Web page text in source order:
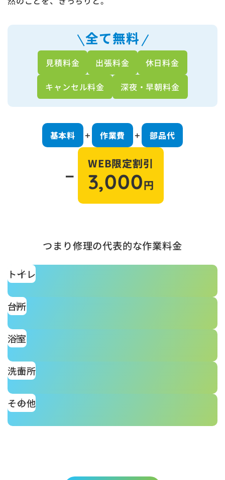
見積料金 出張料金
休日料金
キャンセル料金
深夜・早朝料金
全て無料
基本料 ＋ 作業費 ＋ 部品代
－
WEB限定割引
3,000円
つまり修理の代表的な作業料金
トイレ
台所
浴室
洗面所
その他